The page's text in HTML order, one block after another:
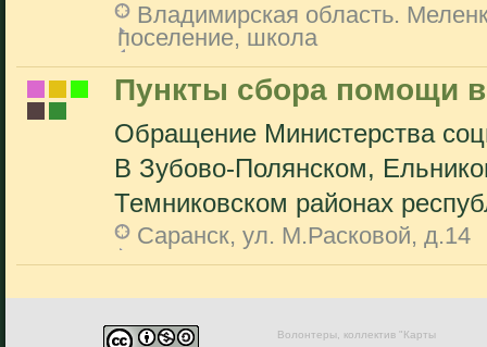
Владимирская область.
поселение, школа
Пункты сбора помощи в
Обращение Министерства
В Зубово-Полянском,
Темниковском районах
Саранск, ул. М.Расковой, д.14
Волонтеры, коллектив "Карты